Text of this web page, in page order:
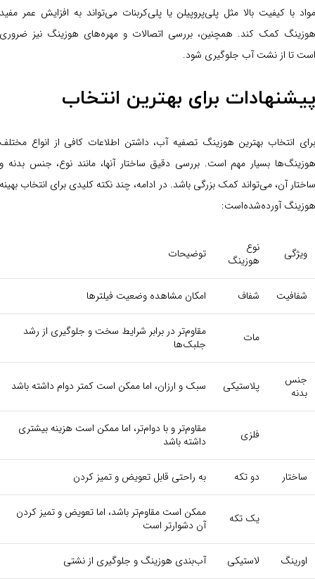
مواد با کیفیت بالا مثل پلی‌پروپیلن یا پلی‌کربنات می‌تواند به افزایش عمر مفید
هوزینگ کمک کند. همچنین، بررسی اتصالات و مهره‌های هوزینگ نیز ضروری
است تا از نشت آب جلوگیری شود.
پیشنهادات برای بهترین انتخاب
برای انتخاب بهترین هوزینگ تصفیه آب، داشتن اطلاعات کافی از انواع مختلف
هوزینگ‌ها بسیار مهم است. بررسی دقیق ساختار آنها، مانند نوع، جنس بدنه و
ساختار آن، می‌تواند کمک بزرگی باشد. در ادامه، چند نکته کلیدی برای انتخاب بهینه
هوزینگ آورده‌شده‌است:
ویژگی
نوع
هوزینگ
توضیحات
شفافیت شفاف امکان مشاهده وضعیت فیلترها
مات
مقاوم‌تر در برابر شرایط سخت و جلوگیری از رشد
جلبک‌ها
جنس
بدنه
پلاستیکی سبک و ارزان، اما ممکن است کمتر دوام داشته باشد
فلزی
مقاوم‌تر و با دوام‌تر، اما ممکن است هزینه بیشتری
داشته باشد
ساختار دو تکه به راحتی قابل تعویض و تمیز کردن
یک تکه
ممکن است مقاوم‌تر باشد، اما تعویض و تمیز کردن
آن دشوارتر است
اورینگ لاستیکی آب‌بندی هوزینگ و جلوگیری از نشتی